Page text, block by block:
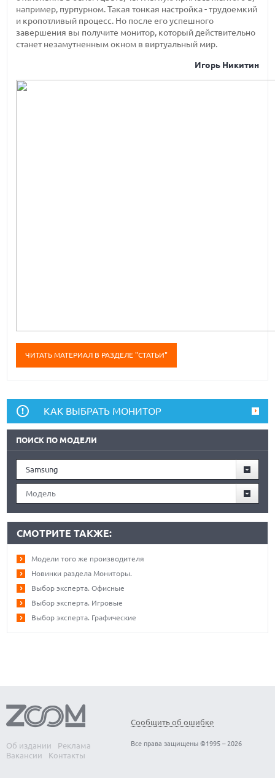
например, пурпурном. Такая тонкая настройка - трудоемкий
и кропотливый процесс. Но после его успешного
завершения вы получите монитор, который действительно
станет незамутненным окном в виртуальный мир.
Игорь Никитин
ЧИТАТЬ МАТЕРИАЛ В РАЗДЕЛЕ "СТАТЬИ"
КАК ВЫБРАТЬ МОНИТОР
ПОИСК ПО МОДЕЛИ
Samsung
Модель
СМОТРИТЕ ТАКЖЕ:
Модели того же производителя
Новинки раздела Мониторы.
Выбор эксперта. Офисные
Выбор эксперта. Игровые
Выбор эксперта. Графические
Об издании
Реклама
Вакансии
Контакты
Сообщить об ошибке
Все права защищены ©1995 – 2026